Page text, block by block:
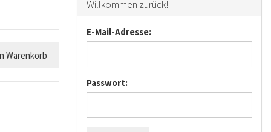
Warenkorb
Willkommen zurück!
E-Mail-Adresse:
Passwort: